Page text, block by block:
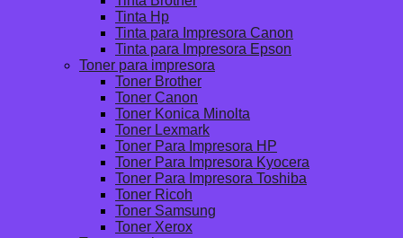
Tinta Hp
Tinta para Impresora Canon
Tinta para Impresora Epson
Toner para impresora
Toner Brother
Toner Canon
Toner Konica Minolta
Toner Lexmark
Toner Para Impresora HP
Toner Para Impresora Kyocera
Toner Para Impresora Toshiba
Toner Ricoh
Toner Samsung
Toner Xerox